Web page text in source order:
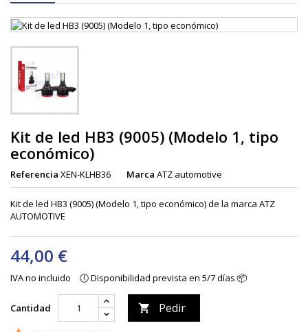
Kit de led HB3 (9005) (Modelo 1, tipo
económico)
Referencia XEN-KLHB36 Marca ATZ automotive
Kit de led HB3 (9005) (Modelo 1, tipo económico) de la marca ATZ
AUTOMOTIVE
44,00 €
IVA no incluido 🕔 Disponibilidad prevista en 5/7 días 📦
Cantidad  Pedir